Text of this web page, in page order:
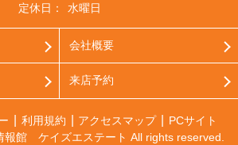
定休日：
水曜日
会社概要
来店予約
利用規約 アクセスマップ
PCサイト
報館 ケイズエステート All rights reserved.